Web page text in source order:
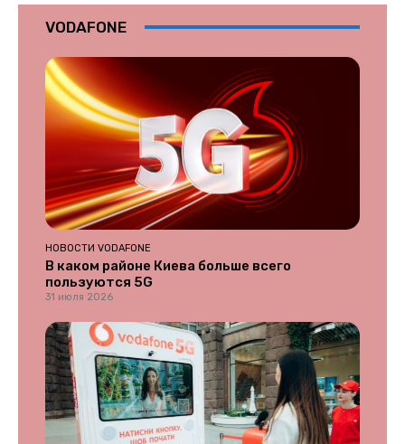
VODAFONE
НОВОСТИ VODAFONE
В каком районе Киева больше всего
пользуются 5G
31 июля 2026